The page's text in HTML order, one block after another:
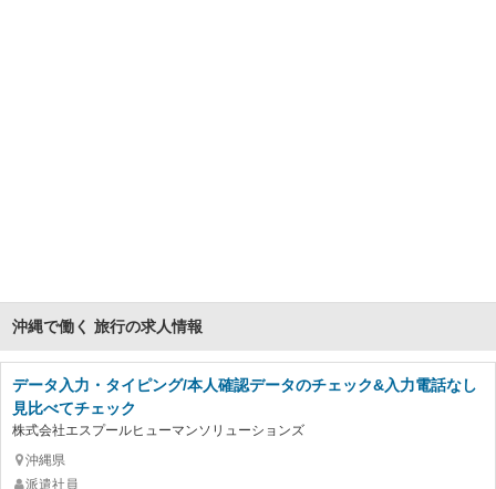
沖縄で働く 旅行の求人情報
データ入力・タイピング/本人確認データのチェック&入力電話なし
見比べてチェック
株式会社エスプールヒューマンソリューションズ
沖縄県
派遣社員